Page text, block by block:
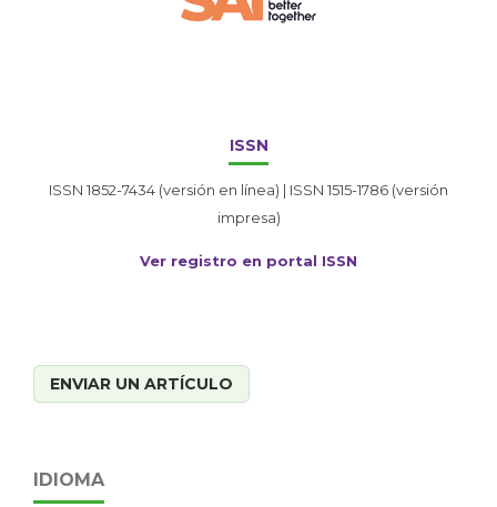
ISSN
ISSN 1852-7434 (versión en línea) | ISSN 1515-1786 (versión
impresa)
Ver registro en portal ISSN
ENVIAR UN ARTÍCULO
IDIOMA